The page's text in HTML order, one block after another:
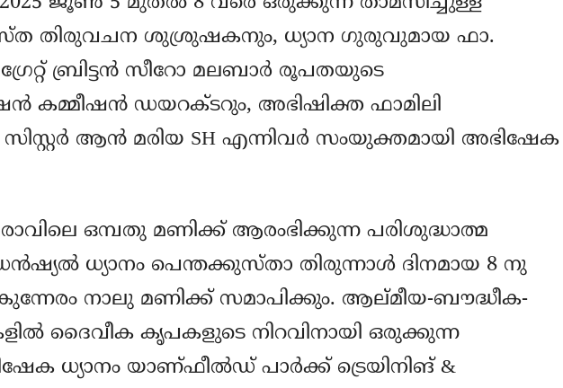
തിരുവചന ശുശ്രുഷകനും, ധ്യാന ഗുരുവുമായ ഫാ.
ബ്രിട്ടൻ സീറോ മലബാർ രൂപതയുടെ
ഡയറക്ടറും, അഭിഷിക്ത ഫാമിലി
ആൻ മരിയ SH എന്നിവർ സംയുക്തമായി അഭിഷേക
ഒമ്പതു മണിക്ക് ആരംഭിക്കുന്ന പരിശുദ്ധാത്മ
ധ്യാനം പെന്തക്കുസ്താ തിരുന്നാൾ ദിനമായ 8 നു
നാലു മണിക്ക് സമാപിക്കും. ആല്മീയ-ബൗദ്ധീക-
ദൈവീക കൃപകളുടെ നിറവിനായി ഒരുക്കുന്ന
ധ്യാനം യാണ്ഫീൽഡ് പാർക്ക് ട്രെയിനിങ് &